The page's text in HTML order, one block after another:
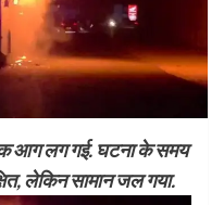
आग लग गई. घटना के समय
लेकिन सामान जल गया.